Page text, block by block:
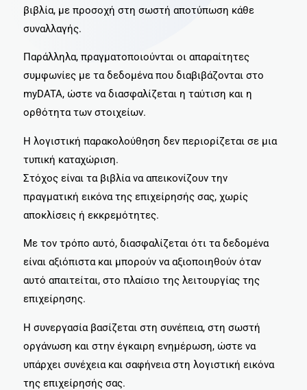
βιβλία, με προσοχή στη σωστή αποτύπωση κάθε
συναλλαγής.
Παράλληλα, πραγματοποιούνται οι απαραίτητες
συμφωνίες με τα δεδομένα που διαβιβάζονται στο
myDATA, ώστε να διασφαλίζεται η ταύτιση και η
ορθότητα των στοιχείων.
Η λογιστική παρακολούθηση δεν περιορίζεται σε μια
τυπική καταχώριση.
Στόχος είναι τα βιβλία να απεικονίζουν την
πραγματική εικόνα της επιχείρησής σας, χωρίς
αποκλίσεις ή εκκρεμότητες.
Με τον τρόπο αυτό, διασφαλίζεται ότι τα δεδομένα
είναι αξιόπιστα και μπορούν να αξιοποιηθούν όταν
αυτό απαιτείται, στο πλαίσιο της λειτουργίας της
επιχείρησης.
Η συνεργασία βασίζεται στη συνέπεια, στη σωστή
οργάνωση και στην έγκαιρη ενημέρωση, ώστε να
υπάρχει συνέχεια και σαφήνεια στη λογιστική εικόνα
της επιχείρησής σας.